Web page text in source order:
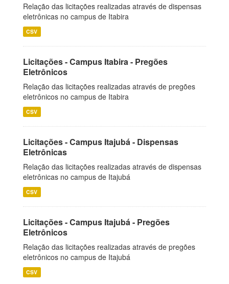
Relação das licitações realizadas através de dispensas
eletrônicas no campus de Itabira
CSV
Licitações - Campus Itabira - Pregões
Eletrônicos
Relação das licitações realizadas através de pregões
eletrônicos no campus de Itabira
CSV
Licitações - Campus Itajubá - Dispensas
Eletrônicas
Relação das licitações realizadas através de dispensas
eletrônicas no campus de Itajubá
CSV
Licitações - Campus Itajubá - Pregões
Eletrônicos
Relação das licitações realizadas através de pregões
eletrônicos no campus de Itajubá
CSV